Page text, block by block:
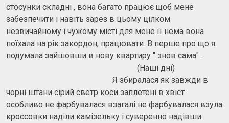
стосунки складні , вона багато працює щоб мене
забезпечити і навіть зарез в цьому цілком
незвичайному і чужому місті для мене її нема вона
поїхала на рік закордон, працювати. В перше про що я
подумала зайшовши в нову квартиру " знов сама" .
(Наші дні)
Я збиралася як завжди в
чорні штани сірий светр коси заплетені в хвіст
особливо не фарбувалася взагалі не фарбувалася взула
кроссовки наділи камізельку і суверенно надівши